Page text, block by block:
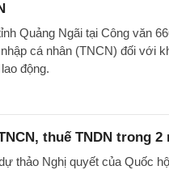
Quảng Ngãi tại Công văn
cá nhân (TNCN) đối với
động.
thuế TNDN trong 2
thảo Nghị quyết của Quốc